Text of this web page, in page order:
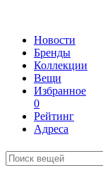
Новости
Бренды
Коллекции
Вещи
Избранное
0
Рейтинг
Адреса